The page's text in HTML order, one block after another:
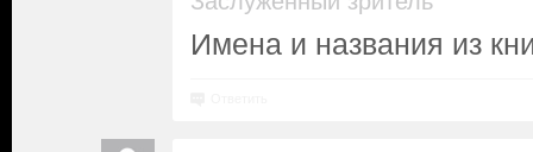
Имена и названия из